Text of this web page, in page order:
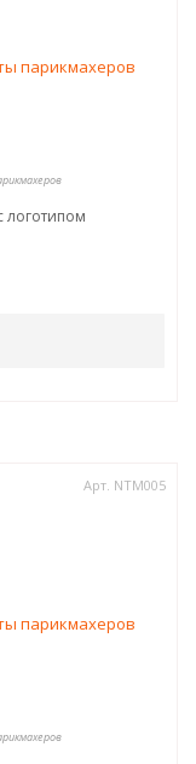
логотипом
Арт. NTM005